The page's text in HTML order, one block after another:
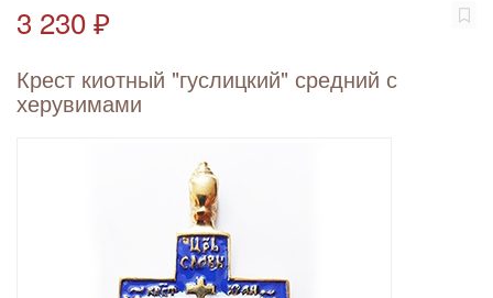
3 230 ₽
Крест киотный "гуслицкий" средний с
херувимами